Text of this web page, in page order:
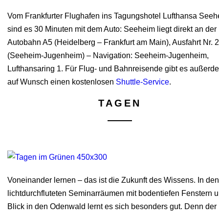
Vom Frankfurter Flughafen ins Tagungshotel Lufthansa
sind es 30 Minuten mit dem Auto: Seeheim liegt direkt an der
Autobahn A5 (Heidelberg – Frankfurt am Main), Ausfahrt Nr.
(Seeheim-Jugenheim) – Navigation: Seeheim-Jugenheim,
Lufthansaring 1. Für Flug- und Bahnreisende gibt es
auf Wunsch einen kostenlosen Shuttle-Service.
TAGEN
Voneinander lernen – das ist die Zukunft des Wissens. In den
lichtdurchfluteten Seminarräumen mit bodentiefen Fenstern
Blick in den Odenwald lernt es sich besonders gut. Denn der